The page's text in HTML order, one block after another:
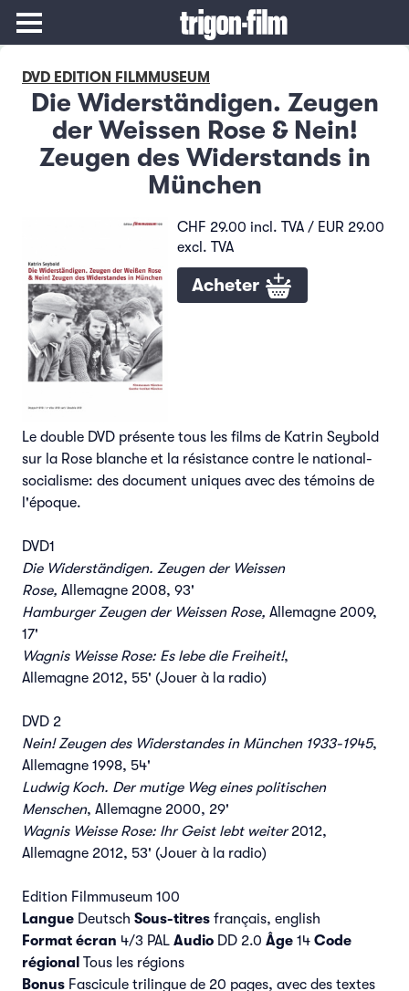
DVD EDITION FILMMUSEUM
Die Widerständigen. Zeugen
der Weissen Rose & Nein!
Zeugen des Widerstands in
München
CHF 29.00 incl. TVA / EUR 29.00
excl. TVA
Acheter
Le double DVD présente tous les films de Katrin Seybold
sur la Rose blanche et la résistance contre le national-
socialisme: des document uniques avec des témoins de
l'époque.
DVD1
Die Widerständigen. Zeugen der Weissen
Rose, Allemagne 2008, 93'
Hamburger Zeugen der Weissen Rose, Allemagne 2009,
17'
Wagnis Weisse Rose: Es lebe die Freiheit!,
Allemagne 2012, 55' (Jouer à la radio)
DVD 2
Nein! Zeugen des Widerstandes in München 1933-1945,
Allemagne 1998, 54'
Ludwig Koch. Der mutige Weg eines politischen
Menschen, Allemagne 2000, 29'
Wagnis Weisse Rose: Ihr Geist lebt weiter2012,
Allemagne 2012, 53' (Jouer à la radio)
Edition Filmmuseum 100
Langue Deutsch Sous-titres français, english
Format écran 4/3 PAL Audio DD 2.0 Âge 14 Code
régional Tous les régions
Bonus Fascicule trilingue de 20 pages, avec des textes